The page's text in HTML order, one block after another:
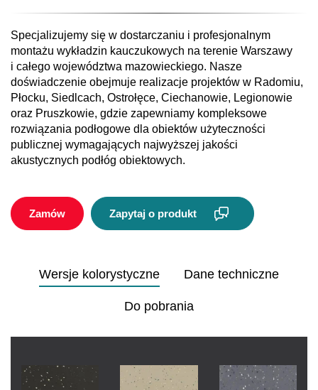
Specjalizujemy się w dostarczaniu i profesjonalnym
montażu wykładzin kauczukowych na terenie Warszawy
i całego województwa mazowieckiego. Nasze
doświadczenie obejmuje realizacje projektów w Radomiu,
Płocku, Siedlcach, Ostrołęce, Ciechanowie, Legionowie
oraz Pruszkowie, gdzie zapewniamy kompleksowe
rozwiązania podłogowe dla obiektów użyteczności
publicznej wymagających najwyższej jakości
akustycznych podłóg obiektowych.
Zamów Zapytaj o produkt
Wersje kolorystyczne Dane techniczne
Do pobrania